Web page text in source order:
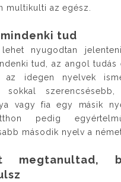
multikulti az egész.
tud
nyugodtan
tud, az angol tudás
idegen nyelvek
sokkal
vagy fia egy másik
pedig
második nyelv a
megtanultad,